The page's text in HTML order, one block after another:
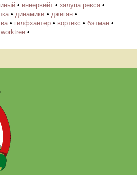
• иннервейт • залупа рекса •
• динамики • джиган •
• гилфхантер • вортекс • бэтман •
worktree •